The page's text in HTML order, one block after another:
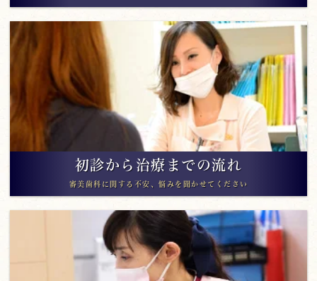
初診から治療までの流れ
審美歯科に関する不安、悩みを聞かせてください